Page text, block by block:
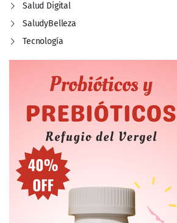
Salud Digital
SaludyBelleza
Tecnología